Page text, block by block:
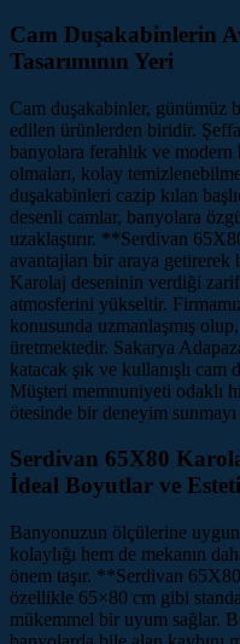
Cam Duşakabinlerin
Tasarımının Yeri
Cam duşakabinler, günümüz
edilen ürünlerden biridir.
banyolara ferahlık ve modern
olmaları, kolay
duşakabinleri cazip kılan
desenli camlar, banyolara
uzaklaştırır. **Serdivan
avantajları bir araya
Karolaj deseninin verdiği
atmosferini yükseltir.
konusunda uzmanlaşmış
üretmektedir. Sakarya
katacak şık ve kullanışlı
Müşteri memnuniyeti odaklı
ötesinde bir deneyim
Serdivan 65X80
İdeal Boyutlar ve
Banyonuzun ölçülerine
kolaylığı hem de mekanın
önem taşır. **Serdivan
özellikle 65×80 cm gibi
mükemmel bir uyum sağlar.